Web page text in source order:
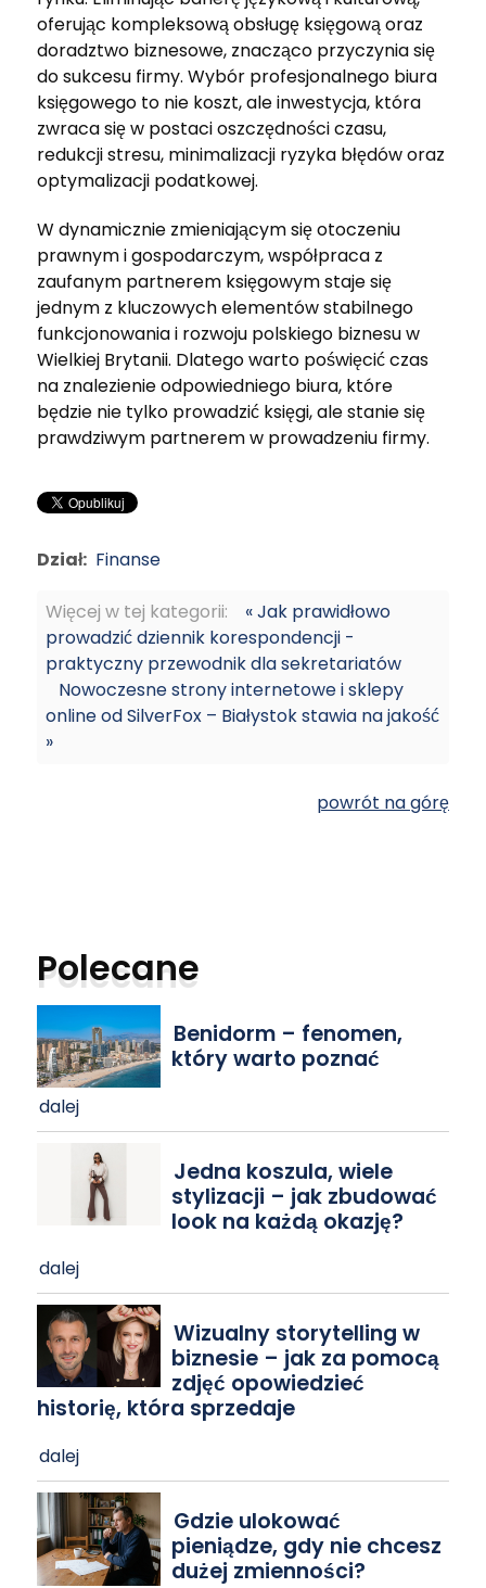
oferując kompleksową obsługę księgową oraz
doradztwo biznesowe, znacząco przyczynia się
do sukcesu firmy. Wybór profesjonalnego biura
księgowego to nie koszt, ale inwestycja, która
zwraca się w postaci oszczędności czasu,
redukcji stresu, minimalizacji ryzyka błędów oraz
optymalizacji podatkowej.
W dynamicznie zmieniającym się otoczeniu
prawnym i gospodarczym, współpraca z
zaufanym partnerem księgowym staje się
jednym z kluczowych elementów stabilnego
funkcjonowania i rozwoju polskiego biznesu w
Wielkiej Brytanii. Dlatego warto poświęcić czas
na znalezienie odpowiedniego biura, które
będzie nie tylko prowadzić księgi, ale stanie się
prawdziwym partnerem w prowadzeniu firmy.
Dział: Finanse
Więcej w tej kategorii:
« Jak prawidłowo
prowadzić dziennik korespondencji -
praktyczny przewodnik dla sekretariatów
Nowoczesne strony internetowe i sklepy
online od SilverFox – Białystok stawia na jakość
»
powrót na górę
Polecane
Benidorm – fenomen,
który warto poznać
dalej
Jedna koszula, wiele
stylizacji – jak zbudować
look na każdą okazję?
dalej
Wizualny storytelling w
biznesie – jak za pomocą
zdjęć opowiedzieć
historię, która sprzedaje
dalej
Gdzie ulokować
pieniądze, gdy nie chcesz
dużej zmienności?